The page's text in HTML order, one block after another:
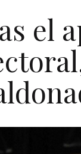
el